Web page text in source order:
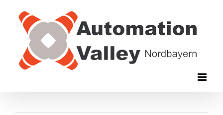
Inhalt
springen